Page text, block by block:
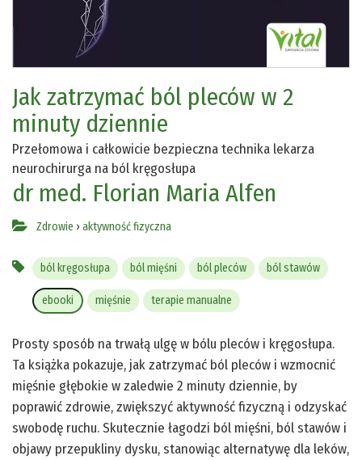
Jak zatrzymać ból pleców w 2
minuty dziennie
Przełomowa i całkowicie bezpieczna technika lekarza
neurochirurga na ból kręgosłupa
dr med. Florian Maria Alfen
Zdrowie › aktywność fizyczna
ból kręgosłupa ból mięśni ból pleców ból stawów
ebooki mięśnie terapie manualne
Prosty sposób na trwałą ulgę w bólu pleców i kręgosłupa.
Ta książka pokazuje, jak zatrzymać ból pleców i wzmocnić
mięśnie głębokie w zaledwie 2 minuty dziennie, by
poprawić zdrowie, zwiększyć aktywność fizyczną i odzyskać
swobodę ruchu. Skutecznie łagodzi ból mięśni, ból stawów i
objawy przepukliny dysku, stanowiąc alternatywę dla leków,